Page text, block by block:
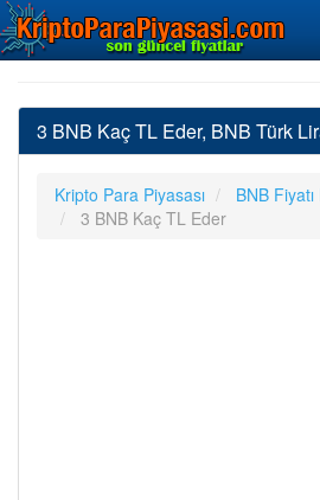
3 BNB Kaç TL Eder, BNB Türk
Kripto Para Piyasası
BNB
3 BNB Kaç TL Eder